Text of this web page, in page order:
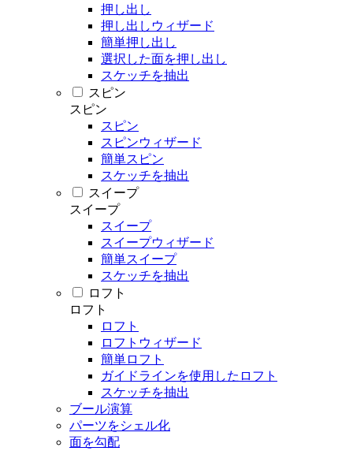
押し出し
押し出しウィザード
簡単押し出し
選択した面を押し出し
スケッチを抽出
スピン
スピン
スピン
スピンウィザード
簡単スピン
スケッチを抽出
スイープ
スイープ
スイープ
スイープウィザード
簡単スイープ
スケッチを抽出
ロフト
ロフト
ロフト
ロフトウィザード
簡単ロフト
ガイドラインを使用したロフト
スケッチを抽出
ブール演算
パーツをシェル化
面を勾配